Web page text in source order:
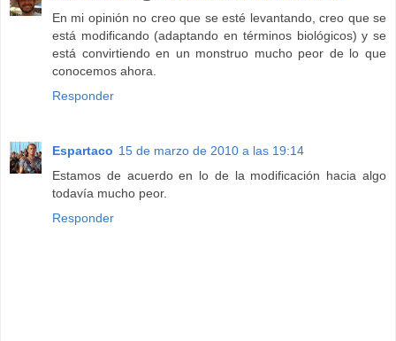
En mi opinión no creo que se esté levantando, creo que se
está modificando (adaptando en términos biológicos) y se
está convirtiendo en un monstruo mucho peor de lo que
conocemos ahora.
Responder
Espartaco 15 de marzo de 2010 a las 19:14
Estamos de acuerdo en lo de la modificación hacia algo
todavía mucho peor.
Responder